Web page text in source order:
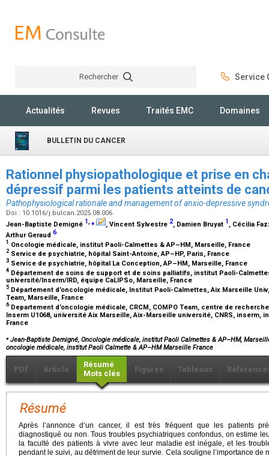
Rechercher Service
Actualités Revues Traités EMC Domaines
BULLETIN DU CANCER
Rationnel physiopathologique et prise en
dépressif parmi les patients atteints de
Pathophysiological rationale and management of anxio-depressive
Doi : 10.1016/j.bulcan.2025.08.006
Jean-Baptiste Demigné 1,⁎ , Vincent Sylvestre 2, Damien Bruyat 1 , Cécilia
Arthur Geraud 6
1 Oncologie médicale, institut Paoli-Calmettes & AP–HM, Marseille, France
2 Service de psychiatrie, hôpital Saint-Antoine, AP–HP, Paris, France
3 Service de psychiatrie, hôpital La Conception, AP–HM, Marseille, France
4 Département de soins de support et de soins palliatifs, institut Paoli-
université/Inserm/IRD, équipe CaLIPSo, Marseille, France
5 Département d’oncologie médicale, Institut Paoli-Calmettes, Aix Marseille
Team, Marseille, France
6Departement d’oncologie médicale, CRCM, COMPO Team, centre de
Inserm U1068, université Aix Marseille, Aix-Marseille université, CNRS, inserm,
France
⁎Jean-Baptiste Demigné, Oncologie médicale, institut Paoli Calmettes & AP–HM,
oncologie médicale, institut Paoli Calmette & AP–HM Marseille France
PDF Article
Résumé
Mots clés
Figures Tableaux
Résumé
Après l’annonce d’un cancer, il est très fréquent que les patients
diagnostiqué ou non. Tous troubles psychiatriques confondus, on estime
la faculté des patients à vivre avec leur maladie est inégale, et les
pendant le suivi, au détriment de leur survie. Cela souligne l’importance de